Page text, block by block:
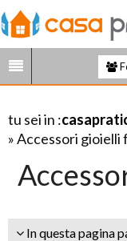
tu sei in :
» Accessori gioielli
In questa pagina